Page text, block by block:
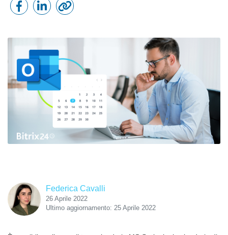
Federica Cavalli
26 Aprile 2022
Ultimo aggiornamento: 25 Aprile 2022